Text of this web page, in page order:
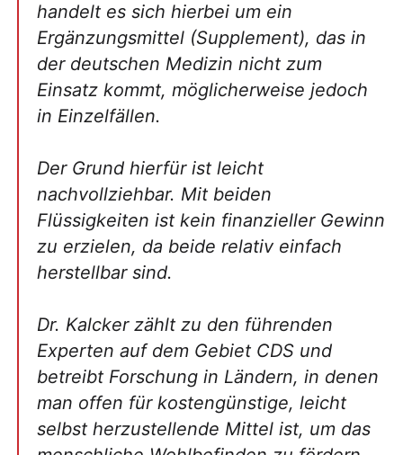
handelt es sich hierbei um ein
Ergänzungsmittel (Supplement), das in
der deutschen Medizin nicht zum
Einsatz kommt, möglicherweise jedoch
in Einzelfällen.
Der Grund hierfür ist leicht
nachvollziehbar. Mit beiden
Flüssigkeiten ist kein finanzieller Gewinn
zu erzielen, da beide relativ einfach
herstellbar sind.
Dr. Kalcker zählt zu den führenden
Experten auf dem Gebiet CDS und
betreibt Forschung in Ländern, in denen
man offen für kostengünstige, leicht
selbst herzustellende Mittel ist, um das